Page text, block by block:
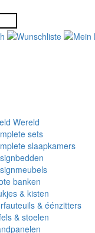
Wereld
sets
slaapkamers
banken
& kisten
& éénzitters
& stoelen